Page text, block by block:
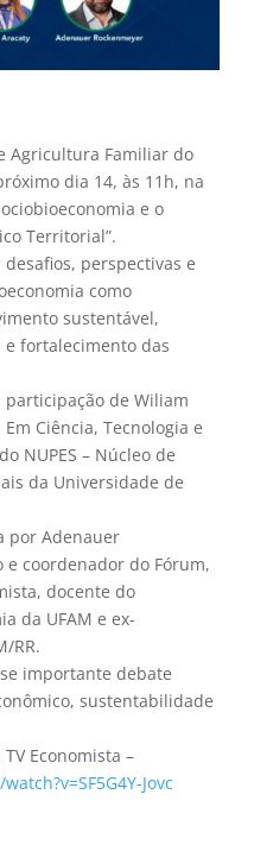
Agricultura Familiar do
dia 14, às 11h, na
e o
Territorial”.
perspectivas e
como
sustentável,
fortalecimento das
de Wiliam
Ciência, Tecnologia e
NUPES – Núcleo de
da Universidade de
por Adenauer
e coordenador do Fórum,
docente do
da UFAM e ex-
RR.
importante debate
sustentabilidade
Economista –
Jovc